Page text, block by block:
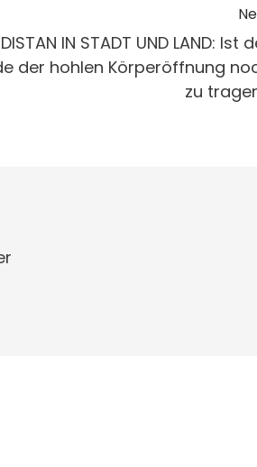
IN STADT UND LAND: Ist
der hohlen Körperöffnung
zu